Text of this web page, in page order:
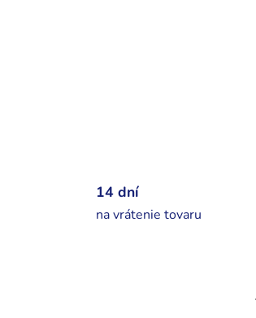
14 dní
na vrátenie tovaru